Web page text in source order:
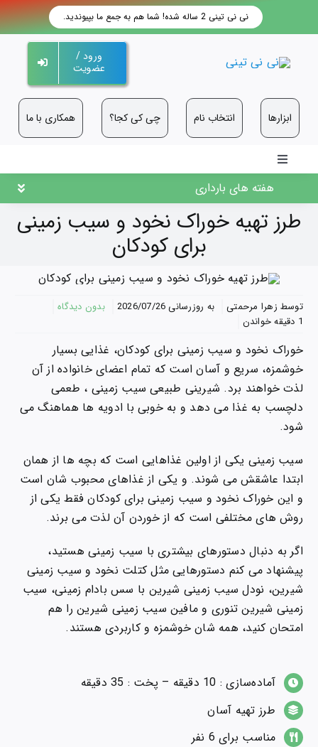
نی نی تینی 2 ساله شده! شما هم به جمع ما بپیوندید.
ورود /
عضویت
ابزارها انتخاب نام چی کی کجا؟ همکاری با ما
Toggle
Navigation
هفته های بارداری
طرز تهیه خوراک نخود و سیب زمینی
برای کودکان
توسط زهرا مرحمتی به روزرسانی 2026/07/26 بدون ديدگاهon
خوراک
نخود
سیب
زمینی
1 دقیقه خواندن
خوراک نخود و سیب زمینی برای کودکان، غذایی بسیار
خوشمزه، سریع و آسان است که تمام اعضای خانواده از آن
لذت خواهند برد. شیرینی طبیعی سیب زمینی ، طعمی
دلچسب به غذا می دهد و به خوبی با ادویه ها هماهنگ می
شود.
سیب زمینی یکی از اولین غذاهایی است که بچه ها از همان
ابتدا عاشقش می شوند. و یکی از غذاهای محبوب شان است
و این خوراک نخود و سیب زمینی برای کودکان فقط یکی از
روش های مختلفی است که از خوردن آن لذت می برند.
اگر به دنبال دستورهای بیشتری با سیب زمینی هستید،
پیشنهاد می کنم دستورهایی مثل کتلت نخود و سیب زمینی
شیرین، نودل سیب زمینی شیرین با سس بادام زمینی، سیب
زمینی شیرین تنوری و مافین سیب زمینی شیرین را هم
امتحان کنید، همه شان خوشمزه و کاربردی هستند.
آماده‌سازی : 10 دقیقه – پخت : 35 دقیقه
طرز تهیه آسان
مناسب برای 6 نفر